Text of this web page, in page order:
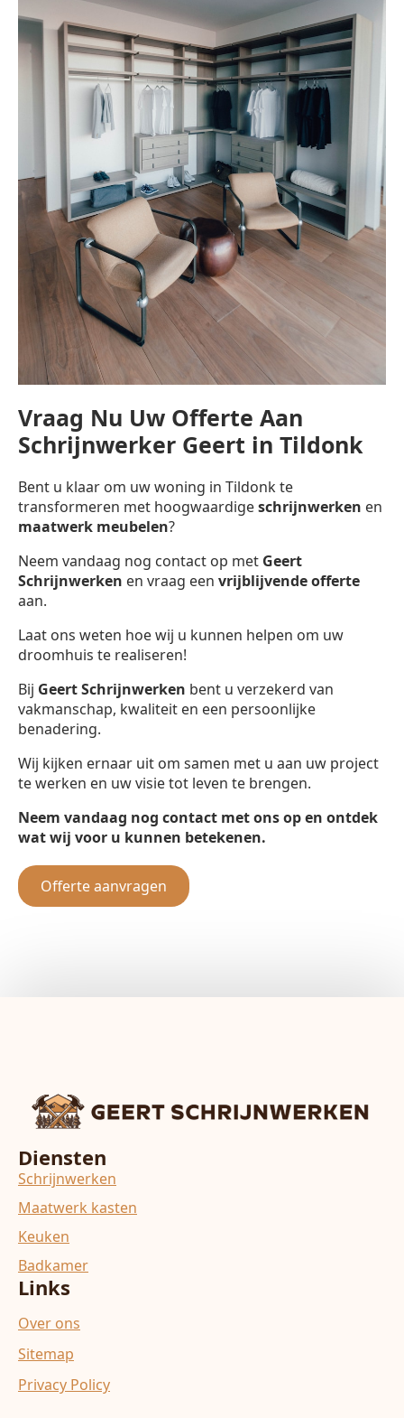
Vraag Nu Uw Offerte Aan
Schrijnwerker Geert in Tildonk
Bent u klaar om uw woning in Tildonk te
transformeren met hoogwaardigeschrijnwerken en
maatwerk meubelen?
Neem vandaag nog contact op met Geert
Schrijnwerken en vraag een vrijblijvende offerte
aan.
Laat ons weten hoe wij u kunnen helpen om uw
droomhuis te realiseren!
Bij Geert Schrijnwerken bent u verzekerd van
vakmanschap, kwaliteit en een persoonlijke
benadering.
Wij kijken ernaar uit om samen met u aan uw project
te werken en uw visie tot leven te brengen.
Neem vandaag nog contact met ons op en ontdek
wat wij voor u kunnen betekenen.
Offerte aanvragen
Diensten
Schrijnwerken
Maatwerk kasten
Keuken
Badkamer
Links
Over ons
Sitemap
Privacy Policy